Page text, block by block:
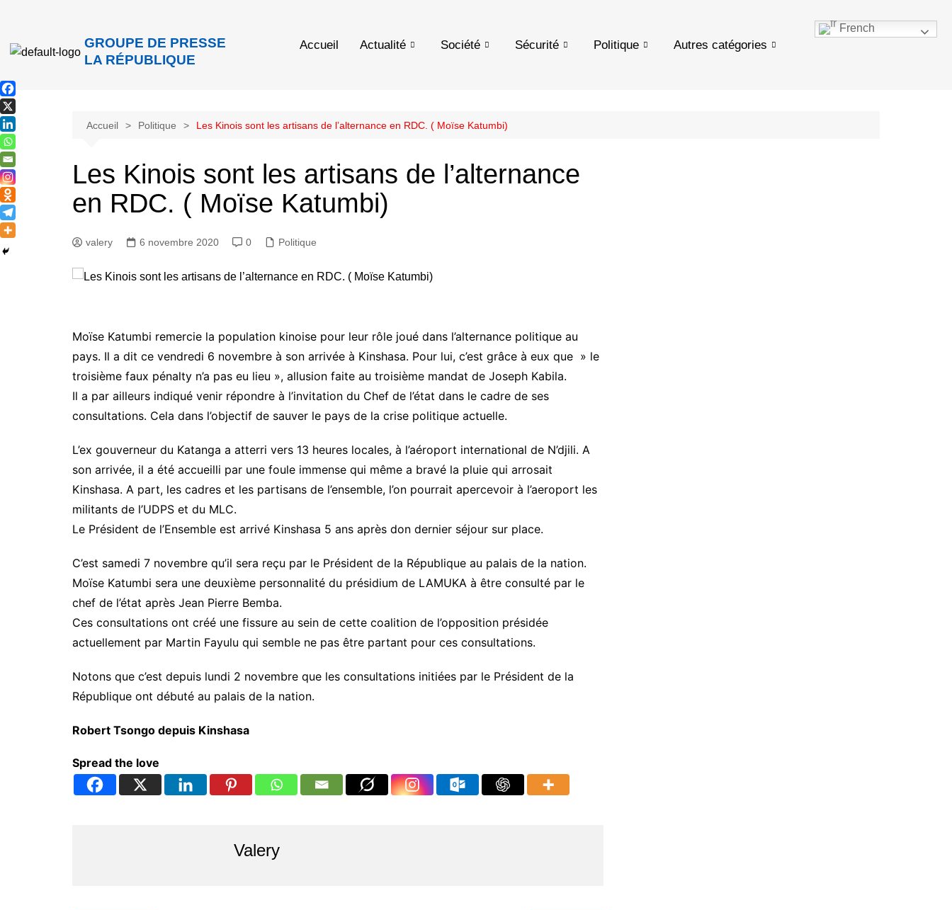
GROUPE DE PRESSE
LA RÉPUBLIQUE
Accueil Actualité Société Sécurité Politique Autres catégories
French
Accueil Politique Les Kinois sont les artisans de l’alternance en RDC. ( Moïse Katumbi)
Les Kinois sont les artisans de l’alternance
en RDC. ( Moïse Katumbi)
valery 6 novembre 2020 0 Politique
Moïse Katumbi remercie la population kinoise pour leur rôle joué dans l’alternance politique au
pays. Il a dit ce vendredi 6 novembre à son arrivée à Kinshasa. Pour lui, c’est grâce à eux que » le
troisième faux pénalty n’a pas eu lieu », allusion faite au troisième mandat de Joseph Kabila.
Il a par ailleurs indiqué venir répondre à l’invitation du Chef de l’état dans le cadre de ses
consultations. Cela dans l’objectif de sauver le pays de la crise politique actuelle.
L’ex gouverneur du Katanga a atterri vers 13 heures locales, à l’aéroport international de N’djili. A
son arrivée, il a été accueilli par une foule immense qui même a bravé la pluie qui arrosait
Kinshasa. A part, les cadres et les partisans de l’ensemble, l’on pourrait apercevoir à l’aeroport les
militants de l’UDPS et du MLC.
Le Président de l’Ensemble est arrivé Kinshasa 5 ans après don dernier séjour sur place.
C’est samedi 7 novembre qu’il sera reçu par le Président de la République au palais de la nation.
Moïse Katumbi sera une deuxième personnalité du présidium de LAMUKA à être consulté par le
chef de l’état après Jean Pierre Bemba.
Ces consultations ont créé une fissure au sein de cette coalition de l’opposition présidée
actuellement par Martin Fayulu qui semble ne pas être partant pour ces consultations.
Notons que c’est depuis lundi 2 novembre que les consultations initiées par le Président de la
République ont débuté au palais de la nation.
Robert Tsongo depuis Kinshasa
Spread the love
Valery